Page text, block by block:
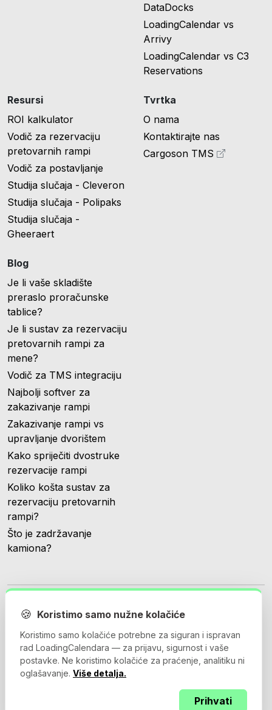
DataDocks
LoadingCalendar vs
Arrivy
LoadingCalendar vs C3
Reservations
Resursi
ROI kalkulator
Vodič za rezervaciju
pretovarnih rampi
Vodič za postavljanje
Studija slučaja - Cleveron
Studija slučaja - Polipaks
Studija slučaja -
Gheeraert
Blog
Je li vaše skladište
preraslo proračunske
tablice?
Je li sustav za rezervaciju
pretovarnih rampi za
mene?
Vodič za TMS integraciju
Najbolji softver za
zakazivanje rampi
Zakazivanje rampi vs
upravljanje dvorištem
Kako spriječiti dvostruke
rezervacije rampi
Koliko košta sustav za
rezervaciju pretovarnih
rampi?
Što je zadržavanje
kamiona?
Tvrtka
O nama
Kontaktirajte nas
Cargoson TMS
© 2026 Loadingcalendar.com. Sva prava pridržana.
Ugovor o obradi
🍪 Koristimo samo nužne kolačiće
Koristimo samo kolačiće potrebne za siguran i ispravan
rad LoadingCalendara — za prijavu, sigurnost i vaše
postavke. Ne koristimo kolačiće za praćenje, analitiku ni
oglašavanje. Više detalja.
Prihvati